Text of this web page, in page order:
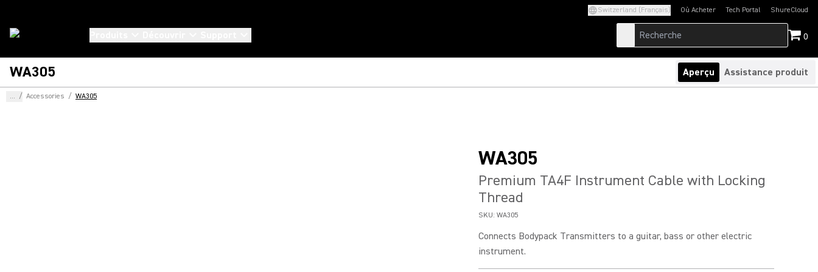
Switzerland (Français) Où Acheter Tech Portal
(Opens in a new tab)ShureCloud
(Opens in a new
0
WA305 Aperçu Assistance produit
... / Accessories / WA305
WA305
Premium TA4F Instrument Cable with Locking
Thread
SKU: WA305
Connects Bodypack Transmitters to a guitar, bass or other electric
instrument.